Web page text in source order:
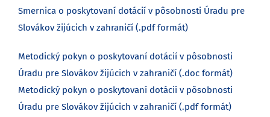
Smernica о poskytovaní dotácií v pôsobnosti Úradu pre
Slovákov žijúcich v zahraničí (.pdf formát)
Metodický pokyn o poskytovaní dotácií v pôsobnosti
Úradu pre Slovákov žijúcich v zahraničí (.doc formát)
Metodický pokyn o poskytovaní dotácií v pôsobnosti
Úradu pre Slovákov žijúcich v zahraničí (.pdf formát)